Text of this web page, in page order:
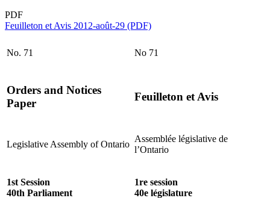
PDF
Feuilleton et Avis 2012-août-29 (PDF)
No. 71 No 71
Orders and Notices
Paper
Feuilleton et Avis
Legislative Assembly of Ontario
Assemblée législative de
l’Ontario
1st Session
40th Parliament
1re session
40e législature